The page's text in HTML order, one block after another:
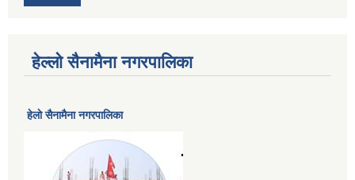
हेल्लो सैनामैना नगरपालिका
हेलाे सैनामैना नगरपालिका